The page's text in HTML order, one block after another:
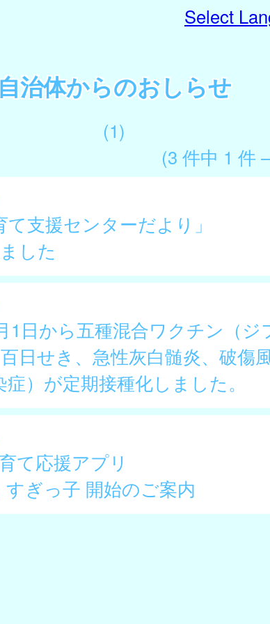
Select
治体からのおしらせ
(1)
(3 件中 1 件
て支援センターだより」
した
1日から五種混合ワクチン（ジ
日せき、急性灰白髄炎、破傷
）が定期接種化しました。
て応援アプリ
ぎっ子 開始のご案内